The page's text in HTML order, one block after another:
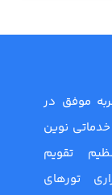
با بیش از 15 سال تجربه موفق در
نوین
تقویم
تورهای